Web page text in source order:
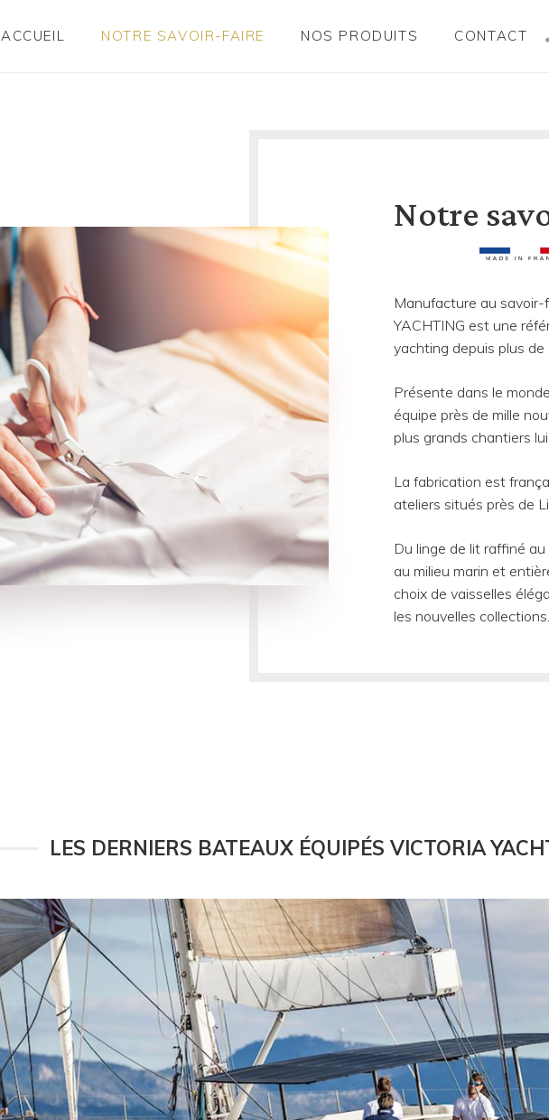
ACCUEIL NOTRE SAVOIR-FAIRE NOS PRODUITS CONTACT
Notre
Manufacture au savoir-
YACHTING est une
yachting depuis plus de
Présente dans le
équipe près de mille
plus grands chantiers
La fabrication est
ateliers situés près de
Du linge de lit raffiné
au milieu marin et
choix de vaisselles
les nouvelles
LES DERNIERS BATEAUX ÉQUIPÉS VICTORIA